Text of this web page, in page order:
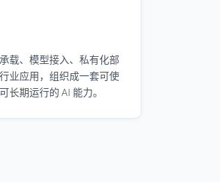
载、模型接入、私有化部
业应用，组织成一套可使
长期运行的 AI 能力。